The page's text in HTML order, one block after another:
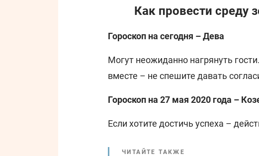
Как провести среду
Гороскоп на сегодня – Дева
Могут неожиданно нагрянуть
вместе – не спешите давать
Гороскоп на 27 мая 2020 года –
Если хотите достичь успеха –
ЧИТАЙТЕ ТАКЖЕ